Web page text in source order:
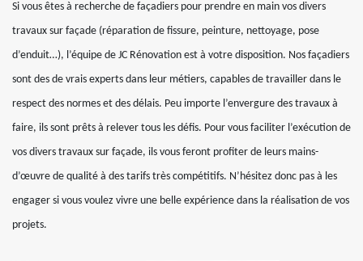
Si vous êtes à recherche de façadiers pour prendre en main vos divers
travaux sur façade (réparation de fissure, peinture, nettoyage, pose
d’enduit…), l’équipe de JC Rénovation est à votre disposition. Nos façadiers
sont des de vrais experts dans leur métiers, capables de travailler dans le
respect des normes et des délais. Peu importe l’envergure des travaux à
faire, ils sont prêts à relever tous les défis. Pour vous faciliter l’exécution de
vos divers travaux sur façade, ils vous feront profiter de leurs mains-
d’œuvre de qualité à des tarifs très compétitifs. N’hésitez donc pas à les
engager si vous voulez vivre une belle expérience dans la réalisation de vos
projets.